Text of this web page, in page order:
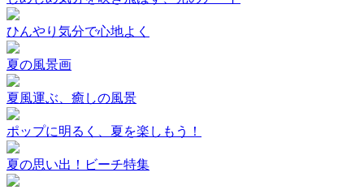
ひんやり気分で心地よく
夏の風景画
夏風運ぶ、癒しの風景
ポップに明るく、夏を楽しもう！
夏の思い出！ビーチ特集